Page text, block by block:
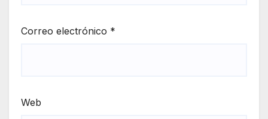
Correo electrónico *
Web